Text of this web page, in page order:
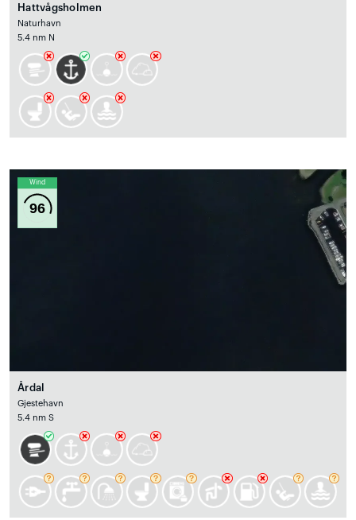
Hattvågsholmen
Naturhavn
5.4 nm N
Wind
96
Årdal
Gjestehavn
5.4 nm S